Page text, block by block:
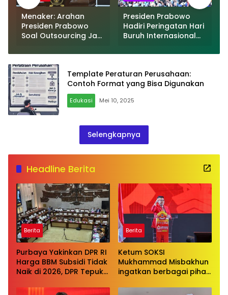
Menaker: Arahan
Presiden Prabowo
Soal Outsourcing Jadi
Baru
Presiden Prabowo
Hadiri Peringatan Hari
Buruh Internasional
Dukungan Pemerintah
Template Peraturan Perusahaan:
Contoh Format yang Bisa Digunakan
Edukasi Mei 10, 2025
Selengkapnya
Headline Berita
Berita
Purbaya Yakinkan DPR RI
Harga BBM Subsidi Tidak
Naik di 2026, DPR Tepuk
Berita
Ketum SOKSI
Mukhammad Misbakhun
ingatkan berbagai pihak
serangan bersifat